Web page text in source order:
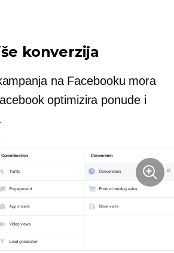
konverzija
na Facebooku mora
optimizira ponude i